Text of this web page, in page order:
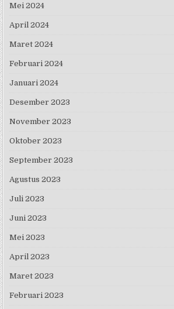
Mei 2024
April 2024
Maret 2024
Februari 2024
Januari 2024
Desember 2023
November 2023
Oktober 2023
September 2023
Agustus 2023
Juli 2023
Juni 2023
Mei 2023
April 2023
Maret 2023
Februari 2023